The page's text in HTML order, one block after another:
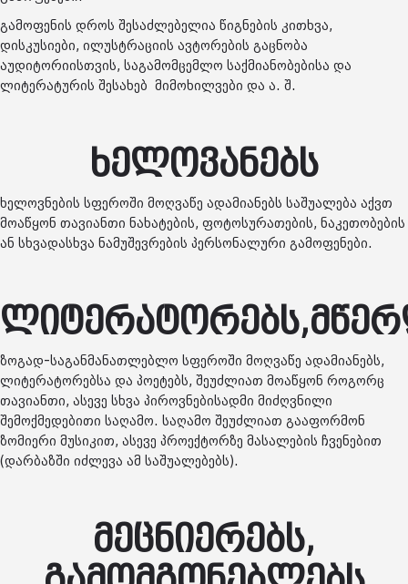
გამოფენის დროს შესაძლებელია წიგნების კითხვა,
დისკუსიები, ილუსტრაციის ავტორების გაცნობა
აუდიტორიისთვის, საგამომცემლო საქმიანობებისა და
ლიტერატურის შესახებ მიმოხილვები და ა. შ.
ხელოვანებს
ხელოვნების სფეროში მოღვაწე ადამიანებს საშუალება აქვთ
მოაწყონ თავიანთი ნახატების, ფოტოსურათების, ნაკეთობების
ან სხვადასხვა ნამუშევრების პერსონალური გამოფენები.
ზოგად-საგანმანათლებლო სფეროში მოღვაწე ადამიანებს,
ლიტერატორებსა და პოეტებს, შეუძლიათ მოაწყონ როგორც
თავიანთი, ასევე სხვა პიროვნებისადმი მიძღვნილი
შემოქმედებითი საღამო. საღამო შეუძლიათ გააფორმონ
ზომიერი მუსიკით, ასევე პროექტორზე მასალების ჩვენებით
(დარბაზში იძლევა ამ საშუალებებს).
მეცნიერებს,